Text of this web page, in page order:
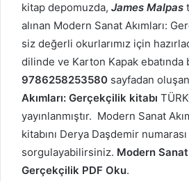
kitap depomuzda, James Malpas
alınan Modern Sanat Akımları:
siz değerli okurlarımız için
dilinde ve Karton Kapak ebatında
9786258253580 sayfadan oluşan
Akımları: Gerçekçilik kitabı
yayınlanmıştır. Modern Sanat
kitabını Derya Daşdemir
sorgulayabilirsiniz. Modern Sanat
Gerçekçilik PDF Oku.